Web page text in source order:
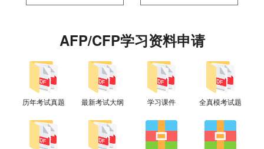
AFP/CFP学习资料申请
历年考试真题 最新考试大纲 学习课件 全真模考试题